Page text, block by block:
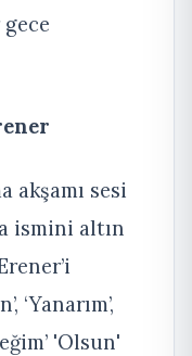
akşamı sesi
ismini altın
‘Yanarım’,
'Olsun'